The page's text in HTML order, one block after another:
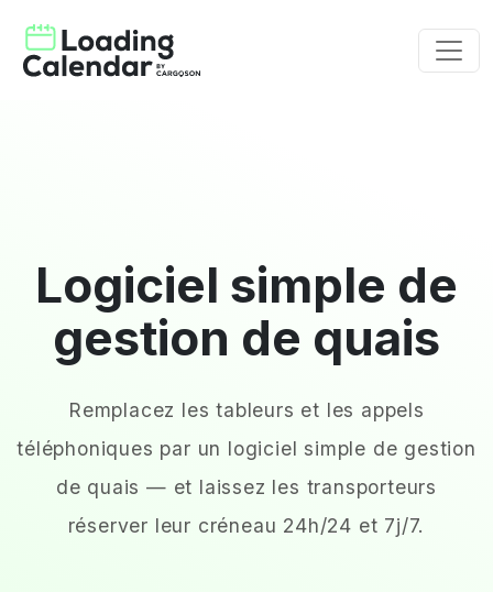
Logiciel simple de
gestion de quais
Remplacez les tableurs et les appels
téléphoniques par un logiciel simple de gestion
de quais — et laissez les transporteurs
réserver leur créneau 24h/24 et 7j/7.